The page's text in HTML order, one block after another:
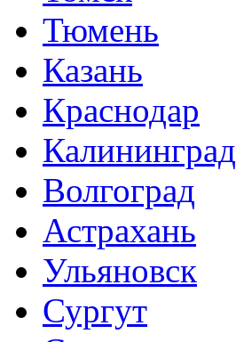
Тюмень
Казань
Краснодар
Калининград
Волгоград
Астрахань
Ульяновск
Сургут